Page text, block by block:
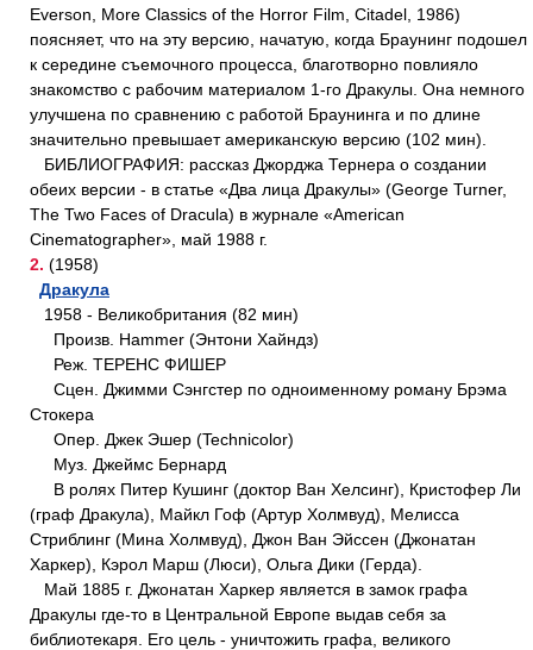
Everson, More Classics of the Horror Film, Citadel, 1986)
поясняет, что на эту версию, начатую, когда Браунинг подошел
к середине съемочного процесса, благотворно повлияло
знакомство с рабочим материалом 1-го Дракулы. Она немного
улучшена по сравнению с работой Браунинга и по длине
значительно превышает американскую версию (102 мин).
БИБЛИОГРАФИЯ: рассказ Джорджа Тернера о создании
обеих версии - в статье «Два лица Дракулы» (George Turner,
The Two Faces of Dracula) в журнале «American
Cinematographer», май 1988 г.
2. (1958)
Дракула
1958 - Великобритания (82 мин)
Произв. Hammer (Энтони Хайндз)
Реж. ТЕРЕНС ФИШЕР
Сцен. Джимми Сэнгстер по одноименному роману Брэма
Стокера
Опер. Джек Эшер (Technicolor)
Муз. Джеймс Бернард
В ролях Питер Кушинг (доктор Ван Хелсинг), Кристофер Ли
(граф Дракула), Майкл Гоф (Артур Холмвуд), Мелисса
Стриблинг (Мина Холмвуд), Джон Ван Эйссен (Джонатан
Харкер), Кэрол Марш (Люси), Ольга Дики (Герда).
Май 1885 г. Джонатан Харкер является в замок графа
Дракулы где-то в Центральной Европе выдав себя за
библиотекаря. Его цель - уничтожить графа, великого